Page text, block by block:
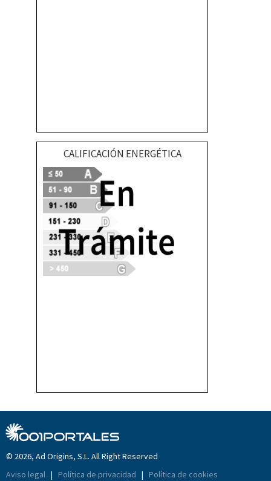
CALIFICACIÓN ENERGÉTICA
© 2026, Ad Origins, S.L. All Right Reserved
Aviso legal | Política de privacidad | Política de cookies